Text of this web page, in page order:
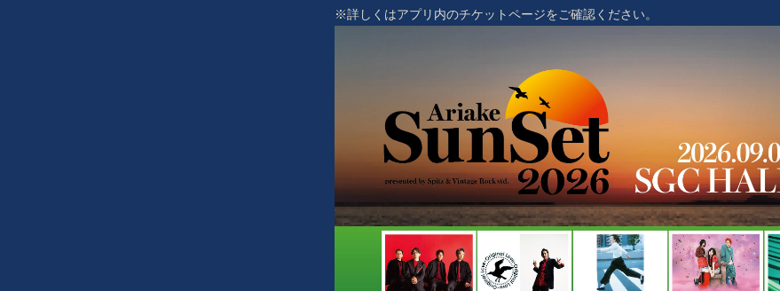
※詳しくはアプリ内のチケットページをご確認ください。